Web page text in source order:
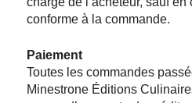
conforme à la commande.
Paiement
Toutes les commandes
Minestrone Éditions